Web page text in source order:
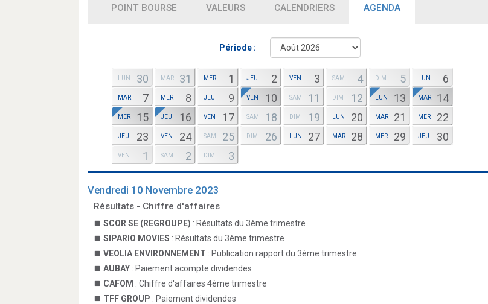
POINT BOURSE VALEURS CALENDRIERS AGENDA
Période :
LUN 30 MAR 31 MER 1 JEU 2 VEN 3 SAM 4 DIM 5 LUN 6
MAR 7 MER 8 JEU 9 VEN 10 SAM 11 DIM 12 LUN 13 MAR 14
MER 15 JEU 16 VEN 17 SAM 18 DIM 19 LUN 20 MAR 21 MER 22
JEU 23 VEN 24 SAM 25 DIM 26 LUN 27 MAR 28 MER 29 JEU 30
VEN 1 SAM 2 DIM 3
Vendredi 10 Novembre 2023
Résultats - Chiffre d'affaires
SCOR SE (REGROUPE) : Résultats du 3ème trimestre
SIPARIO MOVIES : Résultats du 3ème trimestre
VEOLIA ENVIRONNEMENT : Publication rapport du 3ème trimestre
AUBAY : Paiement acompte dividendes
CAFOM : Chiffre d'affaires 4ème trimestre
TFF GROUP : Paiement dividendes